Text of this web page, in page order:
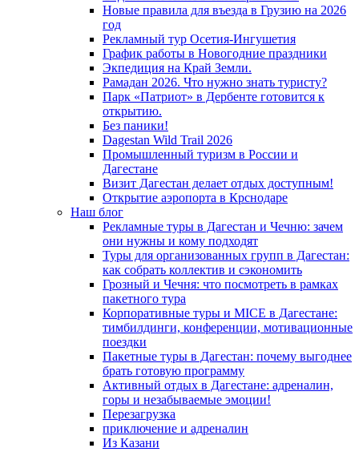
Новые правила для въезда в Грузию на 2026
год
Рекламный тур Осетия-Ингушетия
График работы в Новогодние праздники
Экпедиция на Край Земли.
Рамадан 2026. Что нужно знать туристу?
Парк «Патриот» в Дербенте готовится к
открытию.
Без паники!
Dagestan Wild Trail 2026
Промышленный туризм в России и
Дагестане
Визит Дагестан делает отдых доступным!
Открытие аэропорта в Крснодаре
Наш блог
Рекламные туры в Дагестан и Чечню: зачем
они нужны и кому подходят
Туры для организованных групп в Дагестан:
как собрать коллектив и сэкономить
Грозный и Чечня: что посмотреть в рамках
пакетного тура
Корпоративные туры и MICE в Дагестане:
тимбилдинги, конференции, мотивационные
поездки
Пакетные туры в Дагестан: почему выгоднее
брать готовую программу
Активный отдых в Дагестане: адреналин,
горы и незабываемые эмоции!
Перезагрузка
приключение и адреналин
Из Казани